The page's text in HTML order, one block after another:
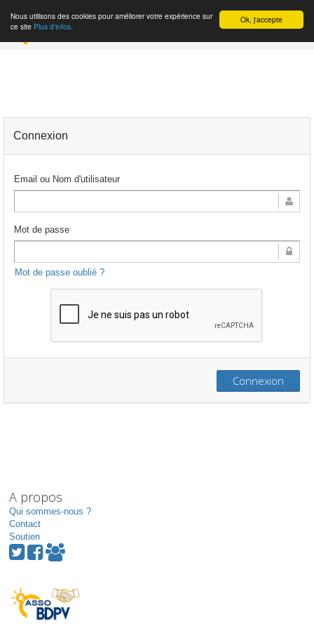
INSCRIPTION
Ok, j'accepte
Nous utilisons des cookies pour améliorer votre expérience sur
ce site Plus d'infos.
Connexion
Email ou Nom d'utilisateur
Mot de passe
Mot de passe oublié ?
Connexion
A propos
Qui sommes-nous ?
Contact
Soutien